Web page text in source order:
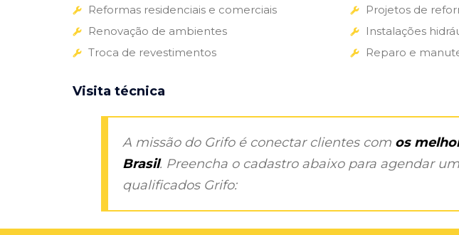
Reformas residenciais e comerciais
Renovação de ambientes
Troca de revestimentos
Projetos de
Instalações
Reparo e
Visita técnica
A missão do Grifo é conectar clientes com os
Brasil. Preencha o cadastro abaixo para agendar
qualificados Grifo: